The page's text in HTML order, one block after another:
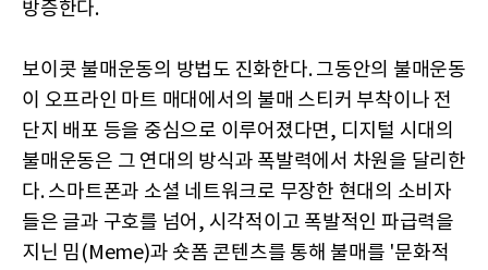
방증한다.
보이콧 불매운동의 방법도 진화한다. 그동안의 불매운동
이 오프라인 마트 매대에서의 불매 스티커 부착이나 전
단지 배포 등을 중심으로 이루어졌다면, 디지털 시대의
불매운동은 그 연대의 방식과 폭발력에서 차원을 달리한
다. 스마트폰과 소셜 네트워크로 무장한 현대의 소비자
들은 글과 구호를 넘어, 시각적이고 폭발적인 파급력을
지닌 밈(Meme)과 숏폼 콘텐츠를 통해 불매를 '문화적